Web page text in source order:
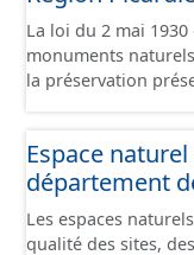
La loi du 2 mai
monuments
la préservation
Les sites classés
politique rigoureuse
de leur aspect
Ministre de
Espace
département
Les espaces
qualité des sites,